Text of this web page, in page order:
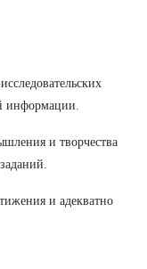
информации.
и творчества
и адекватно